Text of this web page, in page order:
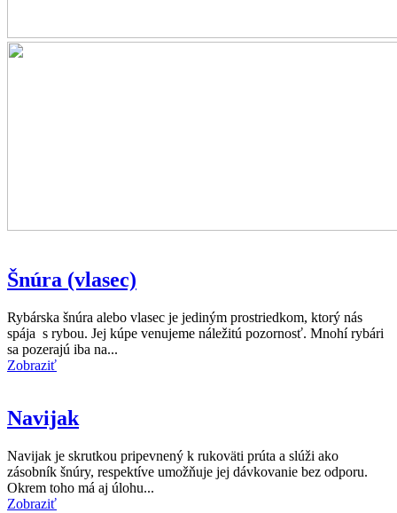
Šnúra (vlasec)
Rybárska šnúra alebo vlasec je jediným prostriedkom, ktorý nás
spája s rybou. Jej kúpe venujeme náležitú pozornosť. Mnohí rybári
sa pozerajú iba na...
Zobraziť
Navijak
Navijak je skrutkou pripevnený k rukoväti prúta a slúži ako
zásobník šnúry, respektíve umožňuje jej dávkovanie bez odporu.
Okrem toho má aj úlohu...
Zobraziť